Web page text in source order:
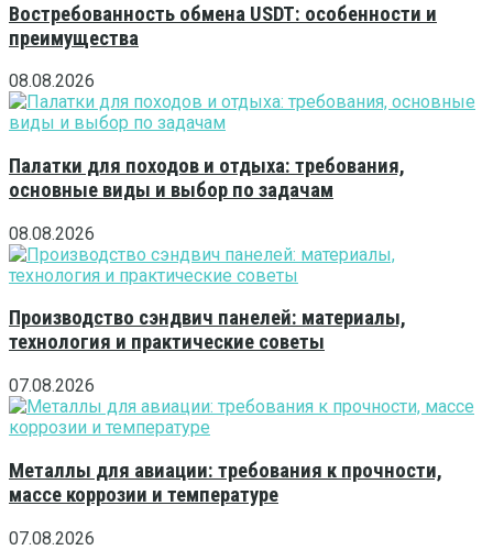
Востребованность обмена USDT: особенности и
преимущества
08.08.2026
Палатки для походов и отдыха: требования,
основные виды и выбор по задачам
08.08.2026
Производство сэндвич панелей: материалы,
технология и практические советы
07.08.2026
Металлы для авиации: требования к прочности,
массе коррозии и температуре
07.08.2026